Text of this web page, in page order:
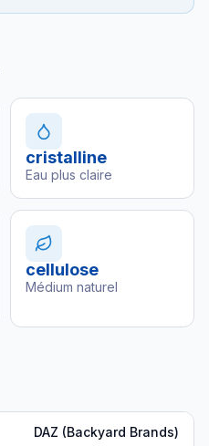
cristalline
Eau plus claire
cellulose
Médium naturel
DAZ (Backyard Brands)